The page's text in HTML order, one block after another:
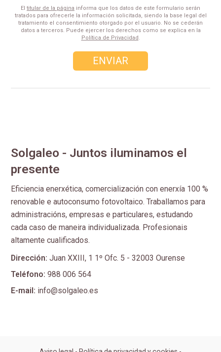
El titular de la página informa que los datos de este formulario serán
tratados para ofrecerle la información solicitada, siendo la base legal del
tratamiento el consentimiento otorgado por el usuario. No se cederán
datos a terceros. Puede ejercer los derechos como se explica en la
Política de Privacidad
Solgaleo - Juntos iluminamos el
presente
Eficiencia enerxética, comercialización con enerxía 100 %
renovable e autoconsumo fotovoltaico. Traballamos para
administracións, empresas e particulares, estudando
cada caso de maneira individualizada. Profesionais
altamente cualificados.
Dirección: Juan XXIII, 1 1º Ofc. 5 - 32003 Ourense
Teléfono: 988 006 564
E-mail: info@solgaleo.es